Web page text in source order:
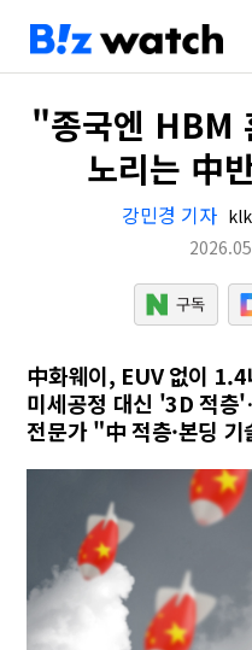
"종국엔 HBM
노리는 中
강민경 기자
中화웨이, EUV 없이
미세공정 대신 '3D 적
전문가 "中 적층·본딩